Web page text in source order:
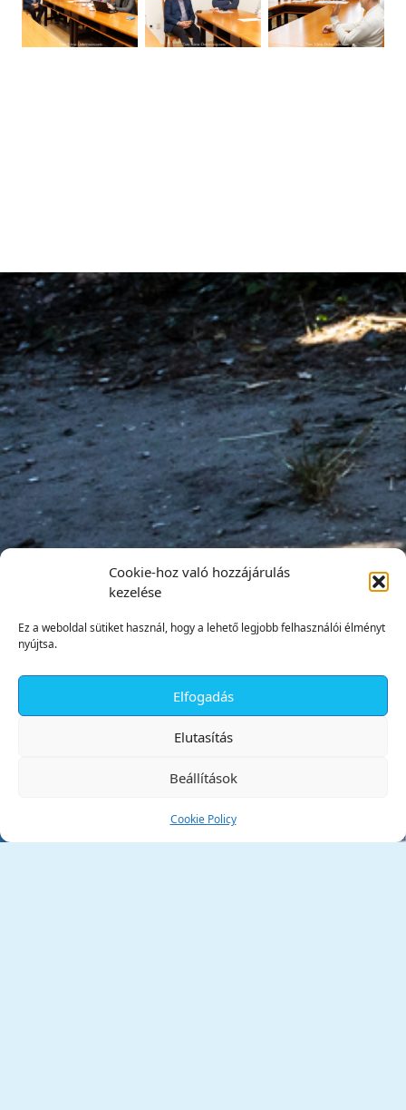
Cookie-hoz való hozzájárulás
kezelése
Ez a weboldal sütiket használ, hogy a lehető legjobb felhasználói élményt
nyújtsa.
Elfogadás
Elutasítás
Beállítások
Cookie Policy
Tata Város Önkormányzata
✕